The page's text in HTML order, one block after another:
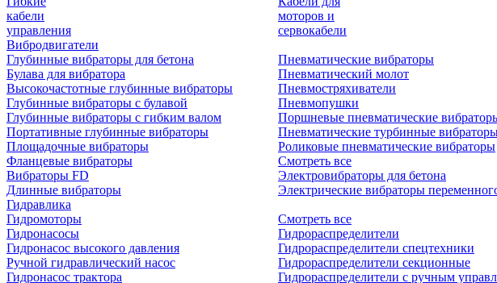
кабели
управления
моторов и
сервокабели
Вибродвигатели
Глубинные вибраторы для бетона
Булава для вибратора
Высокочастотные глубинные вибраторы
Глубинные вибраторы с булавой
Глубинные вибраторы с гибким валом
Портативные глубинные вибраторы
Площадочные вибраторы
Фланцевые вибраторы
Вибраторы FD
Длинные вибраторы
Пневматические вибраторы
Пневматический молот
Пневмостряхиватели
Пневмопушки
Поршневые пневматические
Пневматические турбинные
Роликовые пневматические вибраторы
Смотреть все
Электровибраторы для бетона
Электрические вибраторы
Гидравлика
Гидромоторы
Гидронасосы
Гидронасос высокого давления
Ручной гидравлический насос
Гидронасос трактора
Смотреть все
Гидрораспределители
Гидрораспределители спецтехники
Гидрораспределители секционные
Гидрораспределители с ручным